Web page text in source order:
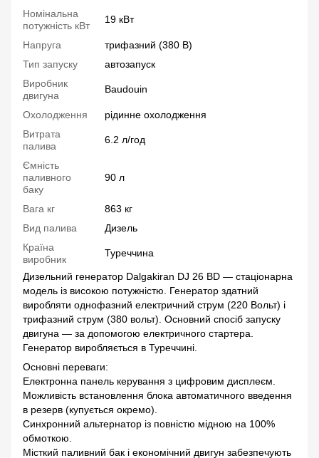
Номінальна
потужність кВт
19 кВт
Напруга
трифазний (380 В)
Тип запуску
автозапуск
Виробник
двигуна
Baudouin
Охолодження
рідинне охолодження
Витрата
палива
6.2 л/год
Ємність
паливного
баку
90 л
Вага кг
863 кг
Вид палива
Дизель
Країна
виробник
Туреччина
Дизельний генератор Dalgakiran DJ 26 BD — стаціонарна
модель із високою потужністю. Генератор здатний
виробляти однофазний електричний струм (220 Вольт) і
трифазний струм (380 вольт). Основний спосіб запуску
двигуна — за допомогою електричного стартера.
Генератор виробляється в Туреччині.
Основні переваги:
Електронна панель керування з цифровим дисплеєм.
Можливість встановлення блока автоматичного введення
в резерв (купується окремо).
Синхронний альтернатор із повністю мідною на 100%
обмоткою.
Місткий паливний бак і економічний двигун забезпечують